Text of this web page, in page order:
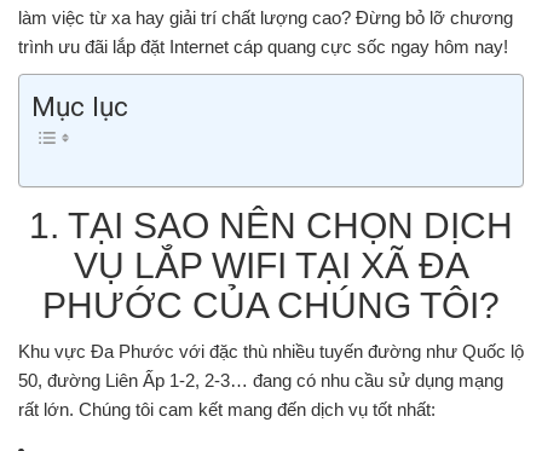
làm việc từ xa hay giải trí chất lượng cao? Đừng bỏ lỡ chương
trình ưu đãi lắp đặt Internet cáp quang cực sốc ngay hôm nay!
Mục lục
1. TẠI SAO NÊN CHỌN DỊCH
VỤ LẮP WIFI TẠI XÃ ĐA
PHƯỚC CỦA CHÚNG TÔI?
Khu vực Đa Phước với đặc thù nhiều tuyến đường như Quốc lộ
50, đường Liên Ấp 1-2, 2-3… đang có nhu cầu sử dụng mạng
rất lớn. Chúng tôi cam kết mang đến dịch vụ tốt nhất: